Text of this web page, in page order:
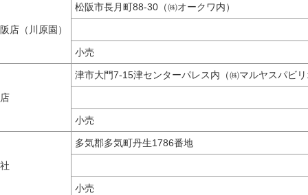
店（川原園）
松阪市長月町88-30（㈱オークワ内）
小売
津市大門7-15津センターパレス内（㈱マルヤスパビ
小売
多気郡多気町丹生1786番地
小売